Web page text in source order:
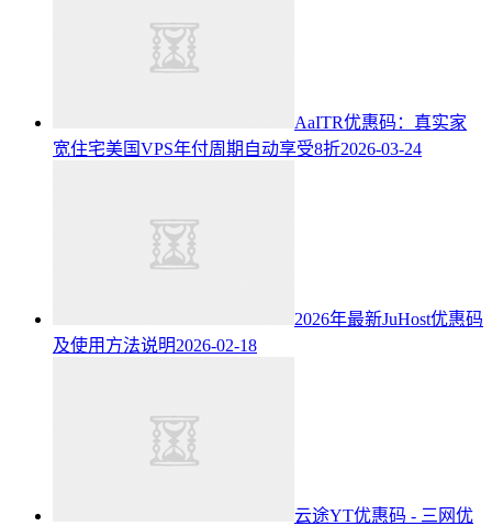
AaITR优惠码：真实家
宽住宅美国VPS年付周期自动享受8折2026-03-24
2026年最新JuHost优惠码
及使用方法说明2026-02-18
云途YT优惠码 - 三网优